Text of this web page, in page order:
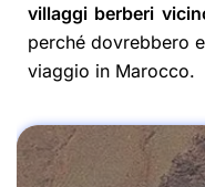
villaggi berberi
perché dovrebbero
viaggio in Marocco.